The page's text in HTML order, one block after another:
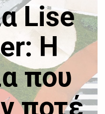
Lise
Η
που
ποτέ